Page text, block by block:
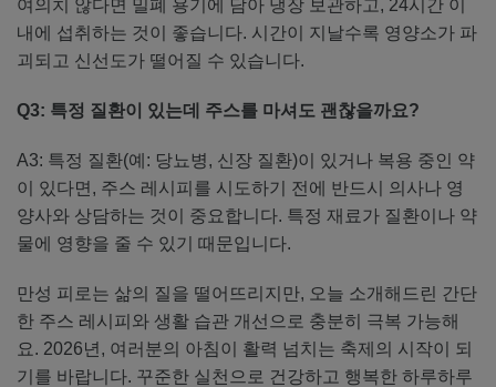
여의치 않다면 밀폐 용기에 담아 냉장 보관하고, 24시간 이
내에 섭취하는 것이 좋습니다. 시간이 지날수록 영양소가 파
괴되고 신선도가 떨어질 수 있습니다.
Q3: 특정 질환이 있는데 주스를 마셔도 괜찮을까요?
A3: 특정 질환(예: 당뇨병, 신장 질환)이 있거나 복용 중인 약
이 있다면, 주스 레시피를 시도하기 전에 반드시 의사나 영
양사와 상담하는 것이 중요합니다. 특정 재료가 질환이나 약
물에 영향을 줄 수 있기 때문입니다.
만성 피로는 삶의 질을 떨어뜨리지만, 오늘 소개해드린 간단
한 주스 레시피와 생활 습관 개선으로 충분히 극복 가능해
요. 2026년, 여러분의 아침이 활력 넘치는 축제의 시작이 되
기를 바랍니다. 꾸준한 실천으로 건강하고 행복한 하루하루